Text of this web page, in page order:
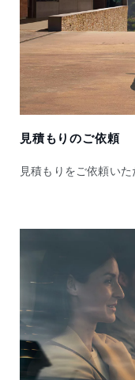
見積もりのご依頼
見積もりをご依頼いた